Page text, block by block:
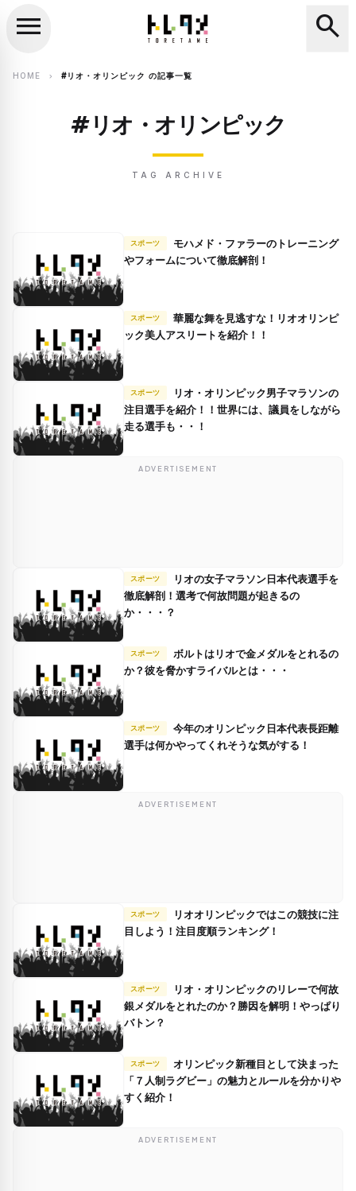
search
menu search
HOME chevron_right #リオ・オリンピック の記事一覧
#リオ・オリンピック
TAG ARCHIVE
スポーツ
やフォームについて徹底解剖！
スポーツ
ック美人アスリートを紹介！！
スポーツ
注目選手を紹介！！世界には、議員をしながら
走る選手も・・！
ADVERTISEMENT
スポーツ
徹底解剖！選考で何故問題が起きるの
か・・・？
スポーツ
か？彼を脅かすライバルとは・・・
スポーツ
選手は何かやってくれそうな気がする！
ADVERTISEMENT
スポーツ
目しよう！注目度順ランキング！
スポーツ
銀メダルをとれたのか？勝因を解明！やっぱり
バトン？
スポーツ
「７人制ラグビー」の魅力とルールを分かりや
すく紹介！
ADVERTISEMENT